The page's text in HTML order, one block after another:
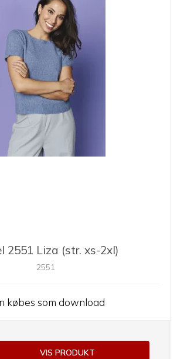
2551 Liza (str. xs-2xl)
2551
købes som download
VIS PRODUKT